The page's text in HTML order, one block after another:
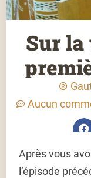
Sur
Aucun
Après vous
l’épisode